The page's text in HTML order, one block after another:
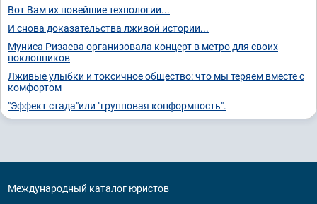
Вот Вам их новейшие технологии...
И снова доказательства лживой истории...
Муниса Ризаева организовала концерт в метро для своих
поклонников
Лживые улыбки и токсичное общество: что мы теряем вместе с
комфортом
"Эффект стада"или "групповая конформность".
Международный каталог юристов